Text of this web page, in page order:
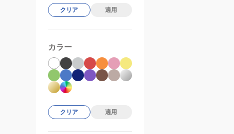
クリア 適用
カラー
クリア 適用